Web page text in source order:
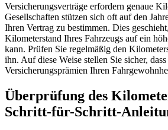
Versicherungsverträge erfordern genaue
Gesellschaften stützen sich oft auf den
Ihren Vertrag zu bestimmen. Dies
Kilometerstand Ihres Fahrzeugs auf ein
kann. Prüfen Sie regelmäßig den
ihn. Auf diese Weise stellen Sie sicher,
Versicherungsprämien Ihren
Überprüfung des
Schritt-für-Schritt-